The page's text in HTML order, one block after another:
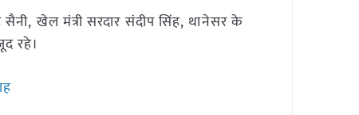
खेल मंत्री सरदार संदीप सिंह, थानेसर के
रहे।